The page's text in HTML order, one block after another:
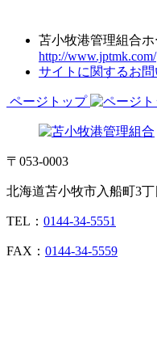
苫小牧港管理組合
http://www.jptmk.com/
サイトに関するお
ページトップ
〒053-0003
北海道苫小牧市入船町3
TEL： 0144-34-5551
FAX： 0144-34-5559